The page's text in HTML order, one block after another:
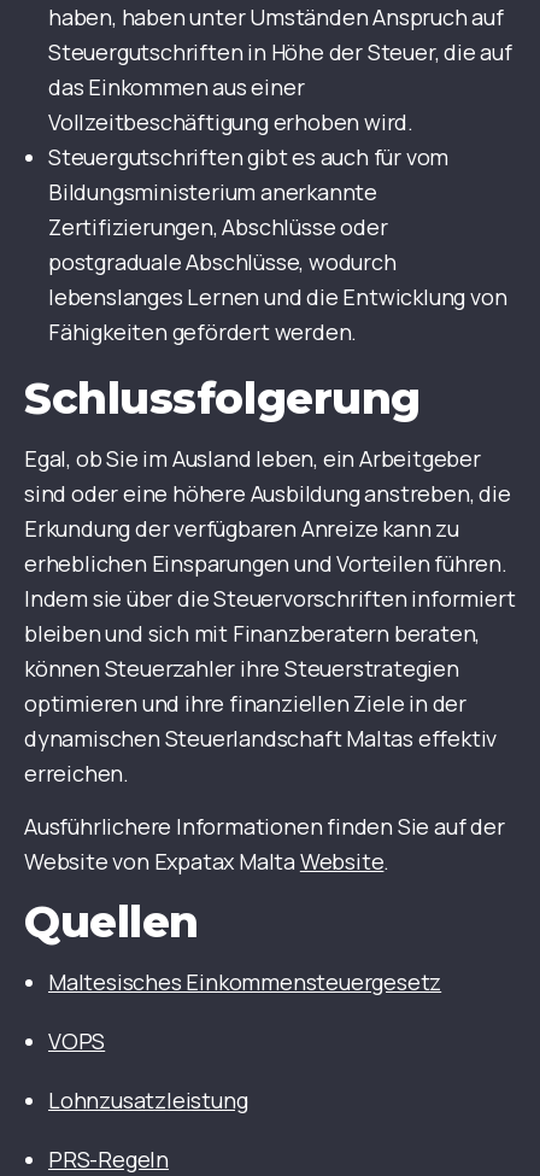
haben, haben unter Umständen Anspruch auf
Steuergutschriften in Höhe der Steuer, die auf
das Einkommen aus einer
Vollzeitbeschäftigung erhoben wird.
Steuergutschriften gibt es auch für vom
Bildungsministerium anerkannte
Zertifizierungen, Abschlüsse oder
postgraduale Abschlüsse, wodurch
lebenslanges Lernen und die Entwicklung von
Fähigkeiten gefördert werden.
Schlussfolgerung
Egal, ob Sie im Ausland leben, ein Arbeitgeber
sind oder eine höhere Ausbildung anstreben, die
Erkundung der verfügbaren Anreize kann zu
erheblichen Einsparungen und Vorteilen führen.
Indem sie über die Steuervorschriften informiert
bleiben und sich mit Finanzberatern beraten,
können Steuerzahler ihre Steuerstrategien
optimieren und ihre finanziellen Ziele in der
dynamischen Steuerlandschaft Maltas effektiv
erreichen.
Ausführlichere Informationen finden Sie auf der
Website von Expatax Malta Website.
Quellen
Maltesisches Einkommensteuergesetz
VOPS
Lohnzusatzleistung
PRS-Regeln